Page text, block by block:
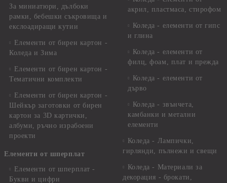
За миниатюри, дълбоки
рамки, бебешки съкровища и
екслоадиращи кутии
Елементи от бирен картон -
Коледа и Зима
Елементи от бирен картон -
Тематични комплекти
Елементи от бирен картон -
Шейкър заготовки от бирен
картон за 3D картички,
албуми, ръчно израбоени
проекти
Елементи от шперплат
Елементи от шперплат -
Букви и цифри
акрил, пластмаса, стирофом
Коледа - елементи от гипс
и глина
Коледа - елементи от
филц, фоам, плат и прежда
Коледа - елементи от
дърво
Коледа - звънчета,
камбанки и метални
елементи
Коледа - Лампички,
гирлянди, пълнежи и свещи
Коледа - Материали за
декорация - брокати,